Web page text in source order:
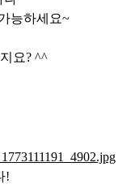
능하세요~
요? ^^
!